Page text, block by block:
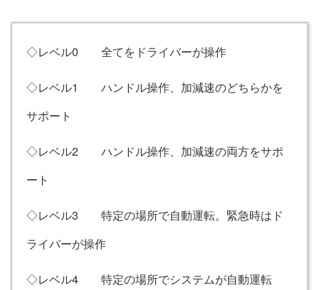
◇レベル0 全てをドライバーが操作
◇レベル1 ハンドル操作、加減速のどちらかを
サポート
◇レベル2 ハンドル操作、加減速の両方をサポ
ート
◇レベル3 特定の場所で自動運転。緊急時はド
ライバーが操作
◇レベル4 特定の場所でシステムが自動運転